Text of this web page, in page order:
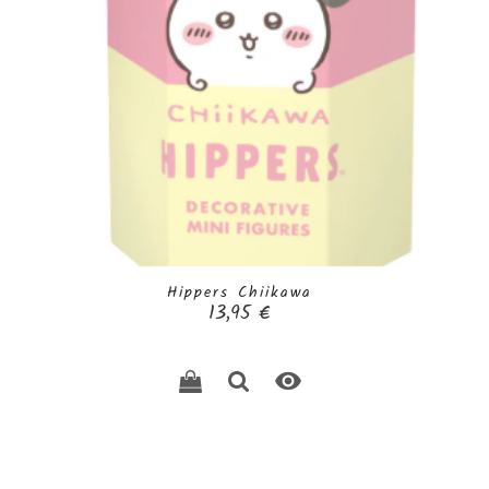
Hippers Chiikawa
Prix
13,95 €
